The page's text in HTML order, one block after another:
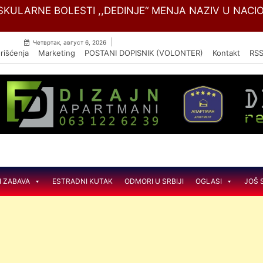
Skip
U SVILAJNCU
Четвртак, август 6, 2026
Marketing POSTANI DOPISNIK (VOLONTER) Kontakt RSS
ZABAVA ESTRADNI KUTAK ODMORI U SRBIJI OGLASI JOŠ